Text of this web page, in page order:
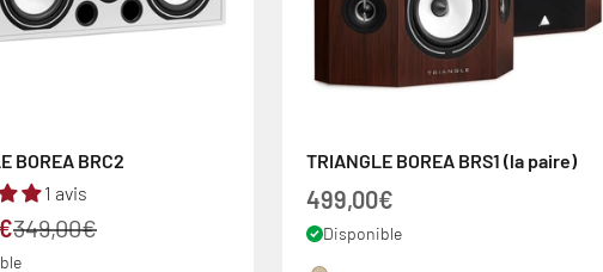
BOREA BRC2
1 avis
Prix normal
349,00€
TRIANGLE BOREA BRS1 (la paire)
Prix de vente
499,00€
Disponible